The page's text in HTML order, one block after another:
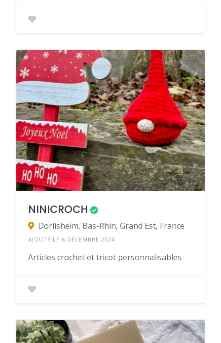
NINICROCH
Dorlisheim, Bas-Rhin, Grand Est, France
AJOUTÉ LE 6 DÉCEMBRE 2024
Articles crochet et tricot personnalisables